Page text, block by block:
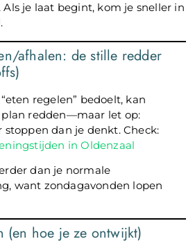
Als je laat begint, kom je sneller in
afhalen: de stille redder
regelen” bedoelt, kan
redden—maar let op:
stoppen dan je denkt. Check:
in Oldenzaal
dan je normale
want zondagavonden lopen
(en hoe je ze ontwijkt)